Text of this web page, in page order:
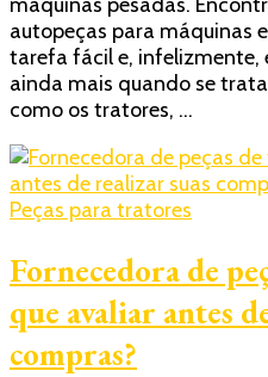
autopeças para máquinas
tarefa fácil e, infelizmente,
ainda mais quando se
como os tratores, …
Peças para tratores
Fornecedora de
que avaliar antes
compras?